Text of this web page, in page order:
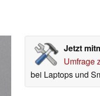
Jetzt
Umfrage
bei Laptops und